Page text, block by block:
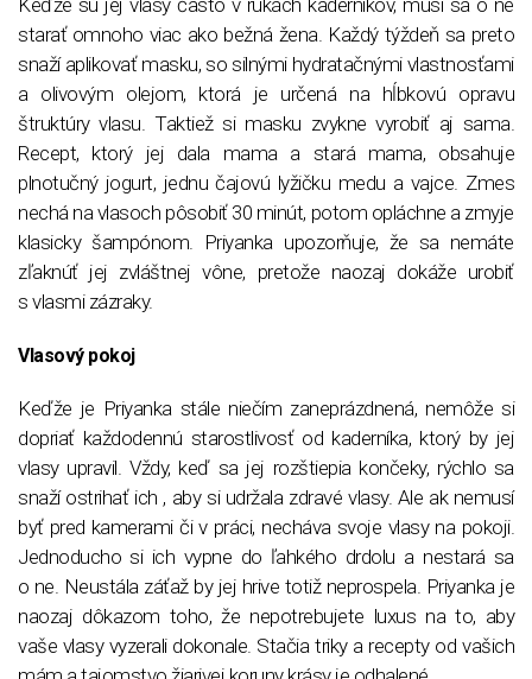
Keďže sú jej vlasy často v rukách kaderníkov, musí sa o ne
starať omnoho viac ako bežná žena. Každý týždeň sa preto
snaží aplikovať masku, so silnými hydratačnými vlastnosťami
a olivovým olejom, ktorá je určená na hĺbkovú opravu
štruktúry vlasu. Taktiež si masku zvykne vyrobiť aj sama.
Recept, ktorý jej dala mama a stará mama, obsahuje
plnotučný jogurt, jednu čajovú lyžičku medu a vajce. Zmes
nechá na vlasoch pôsobiť 30 minút, potom opláchne a zmyje
klasicky šampónom. Priyanka upozorňuje, že sa nemáte
zľaknúť jej zvláštnej vône, pretože naozaj dokáže urobiť
s vlasmi zázraky.
Vlasový pokoj
Keďže je Priyanka stále niečím zaneprázdnená, nemôže si
dopriať každodennú starostlivosť od kaderníka, ktorý by jej
vlasy upravil. Vždy, keď sa jej rozštiepia končeky, rýchlo sa
snaží ostrihať ich , aby si udržala zdravé vlasy. Ale ak nemusí
byť pred kamerami či v práci, necháva svoje vlasy na pokoji.
Jednoducho si ich vypne do ľahkého drdolu a nestará sa
o ne. Neustála záťaž by jej hrive totiž neprospela. Priyanka je
naozaj dôkazom toho, že nepotrebujete luxus na to, aby
vaše vlasy vyzerali dokonale. Stačia triky a recepty od vašich